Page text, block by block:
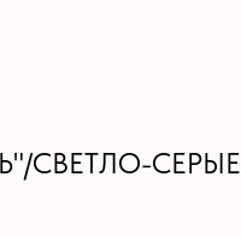
СВЕТЛО-СЕРЫЕ